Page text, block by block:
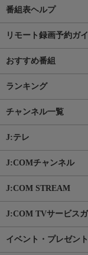
番組表ヘルプ
リモート録画予約ガ
おすすめ番組
ランキング
チャンネル一覧
J:テレ
J:COMチャンネル
J:COM STREAM
J:COM TVサービス
イベント・プレゼント